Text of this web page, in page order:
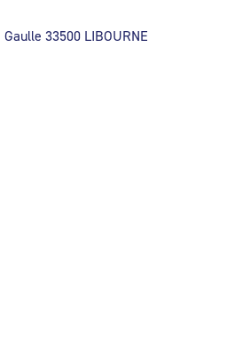
33500 LIBOURNE